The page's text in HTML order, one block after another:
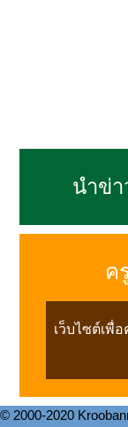
นำข่
ค
เว็บไซต์เพื่
© 2000-2020